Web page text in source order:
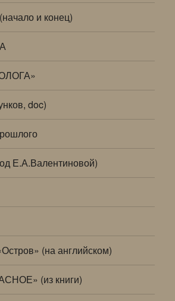
и конец)
doc)
Е.А.Валентиновой)
(на английском)
(из книги)